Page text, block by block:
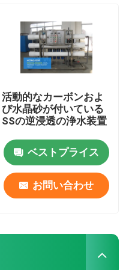
活動的なカーボンおよ
び水晶砂が付いている
SSの逆浸透の浄水装置
ベストプライス
お問い合わせ